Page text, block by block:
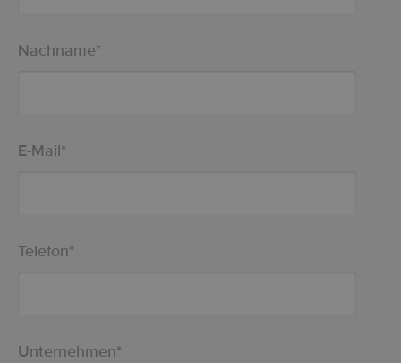
Nachname*
E-Mail*
Telefon*
Unternehmen*